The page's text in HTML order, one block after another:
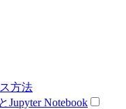
方法
Jupyter Notebook